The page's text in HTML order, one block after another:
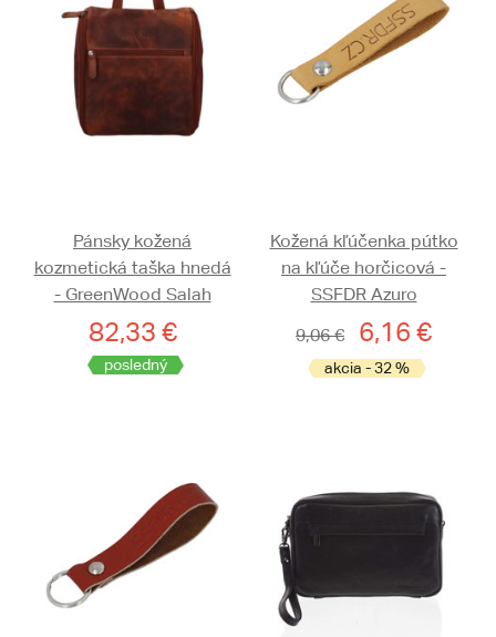
Pánsky kožená
kozmetická taška hnedá
- GreenWood Salah
82,33 €
posledný
Kožená kľúčenka pútko
na kľúče horčicová -
SSFDR Azuro
9,06 €
6,16 €
akcia - 32 %